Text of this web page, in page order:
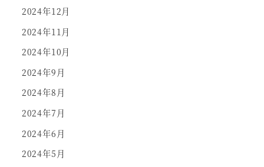
2024年12月
2024年11月
2024年10月
2024年9月
2024年8月
2024年7月
2024年6月
2024年5月